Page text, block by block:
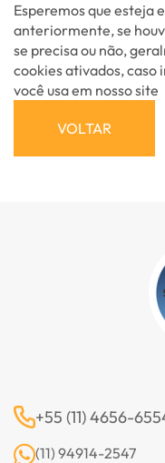
Esperemos que esteja
anteriormente, se
se precisa ou não,
cookies ativados, caso
você usa em nosso site
VOLTAR
+55 (11) 4656-
(11) 94914-2547